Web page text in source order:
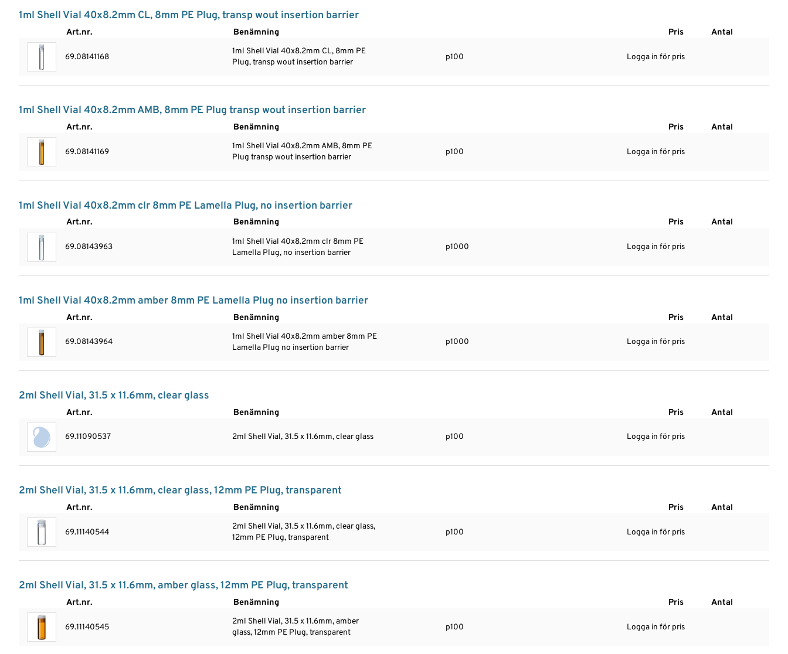
1ml Shell Vial 40x8.2mm CL, 8mm PE Plug, transp wout insertion barrier
Art.nr. Benämning Pris Antal
69.08141168
1ml Shell Vial 40x8.2mm CL, 8mm PE
Plug, transp wout insertion barrier
p100 Logga in för pris
1ml Shell Vial 40x8.2mm AMB, 8mm PE Plug transp wout insertion barrier
Art.nr. Benämning Pris Antal
69.08141169
1ml Shell Vial 40x8.2mm AMB, 8mm PE
Plug transp wout insertion barrier
p100 Logga in för pris
1ml Shell Vial 40x8.2mm clr 8mm PE Lamella Plug, no insertion barrier
Art.nr. Benämning Pris Antal
69.08143963
1ml Shell Vial 40x8.2mm clr 8mm PE
Lamella Plug, no insertion barrier
p1000 Logga in för pris
1ml Shell Vial 40x8.2mm amber 8mm PE Lamella Plug no insertion barrier
Art.nr. Benämning Pris Antal
69.08143964
1ml Shell Vial 40x8.2mm amber 8mm PE
Lamella Plug no insertion barrier
p1000 Logga in för pris
2ml Shell Vial, 31.5 x 11.6mm, clear glass
Art.nr. Benämning Pris Antal
69.11090537 2ml Shell Vial, 31.5 x 11.6mm, clear glass p100 Logga in för pris
2ml Shell Vial, 31.5 x 11.6mm, clear glass, 12mm PE Plug, transparent
Art.nr. Benämning Pris Antal
69.11140544
2ml Shell Vial, 31.5 x 11.6mm, clear glass,
12mm PE Plug, transparent
p100 Logga in för pris
2ml Shell Vial, 31.5 x 11.6mm, amber glass, 12mm PE Plug, transparent
Art.nr. Benämning Pris Antal
69.11140545
2ml Shell Vial, 31.5 x 11.6mm, amber
glass, 12mm PE Plug, transparent
p100 Logga in för pris